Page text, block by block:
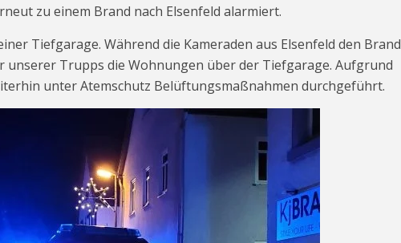
zu einem Brand nach Elsenfeld alarmiert.
Tiefgarage. Während die Kameraden aus Elsenfeld den Brand
Trupps die Wohnungen über der Tiefgarage. Aufgrund
unter Atemschutz Belüftungsmaßnahmen durchgeführt.